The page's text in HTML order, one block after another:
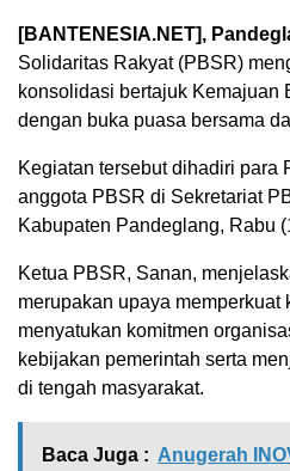
[BANTENESIA.NET],
Solidaritas Rakyat (PBSR)
konsolidasi bertajuk Kemajuan
dengan buka puasa bersama
Kegiatan tersebut dihadiri para
anggota PBSR di Sekretariat
Kabupaten Pandeglang, Rabu
Ketua PBSR, Sanan,
merupakan upaya
menyatukan komitmen
kebijakan pemerintah serta
di tengah masyarakat.
Baca Juga : Anugerah